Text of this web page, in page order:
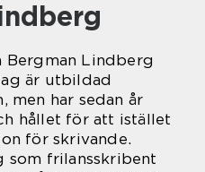
Bergman Lindberg
är utbildad
men har sedan år
hållet för att istället
för skrivande.
som frilansskribent